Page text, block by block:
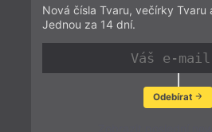
Nová čísla Tvaru, večírky Tvaru
Jednou za 14 dní.
Odebírat